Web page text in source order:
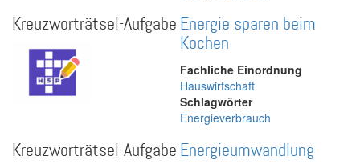
Kreuzworträtsel-Aufgabe Energie sparen beim
Kochen
Fachliche Einordnung
Hauswirtschaft
Schlagwörter
Energieverbrauch
Kreuzworträtsel-Aufgabe Energieumwandlung